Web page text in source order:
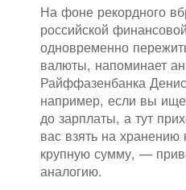
На фоне рекордного
российской
одновременно
валюты, напоминает
Райффазенбанка
например, если вы
до зарплаты, а тут
вас взять на хранению
крупную сумму, —
аналогию.